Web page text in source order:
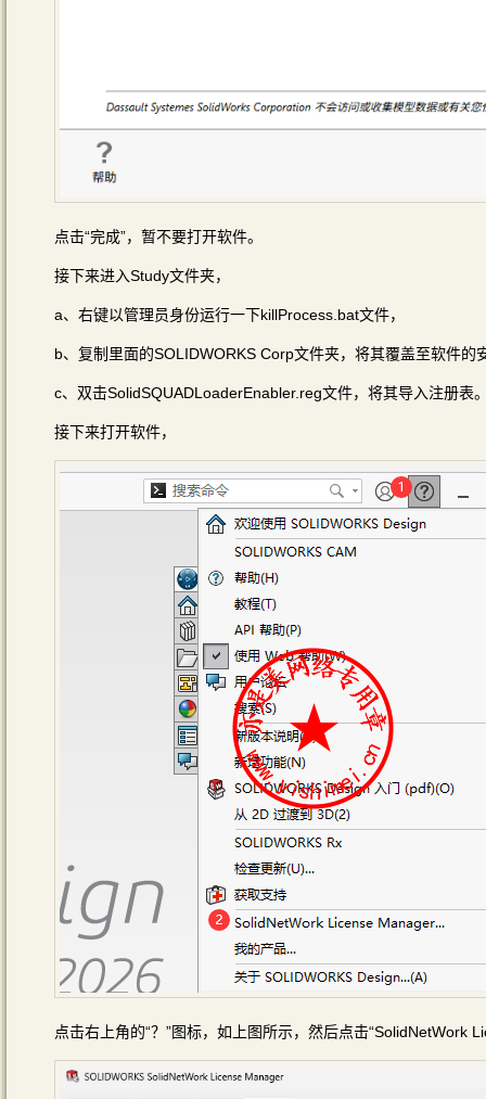
点击“完成”，暂不要打开软件。
接下来进入Study文件夹，
a、右键以管理员身份运行一下killProcess.bat文件，
b、复制里面的SOLIDWORKS Corp文件夹，将其覆盖至软件
c、双击SolidSQUADLoaderEnabler.reg文件，将其导入注册表
接下来打开软件，
点击右上角的“？”图标，如上图所示，然后点击“SolidNetWork